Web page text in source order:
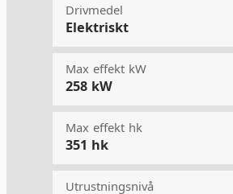
Drivmedel
Elektriskt
Max effekt kW
258 kW
Max effekt hk
351 hk
Utrustningsnivå